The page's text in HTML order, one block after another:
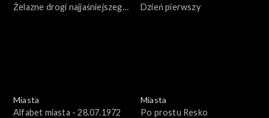
Żelazne drogi najjaśniejszego
Dzień pierwszy
Miasta
Alfabet miasta - 28.07.1972
Miasta
Po prostu Resko